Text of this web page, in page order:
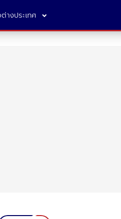
ต่างประเทศ